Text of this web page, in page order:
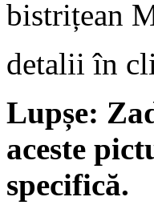
bistrițean
detalii în
Lupșe:
aceste
specifică.